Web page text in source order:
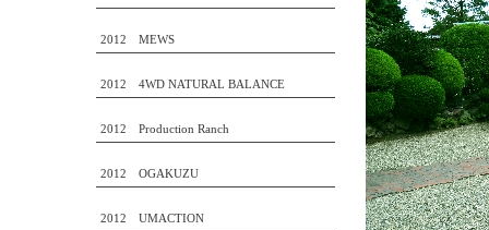
2012 MEWS
2012 4WD NATURAL BALANCE
2012 Production Ranch
2012 OGAKUZU
2012 UMACTION